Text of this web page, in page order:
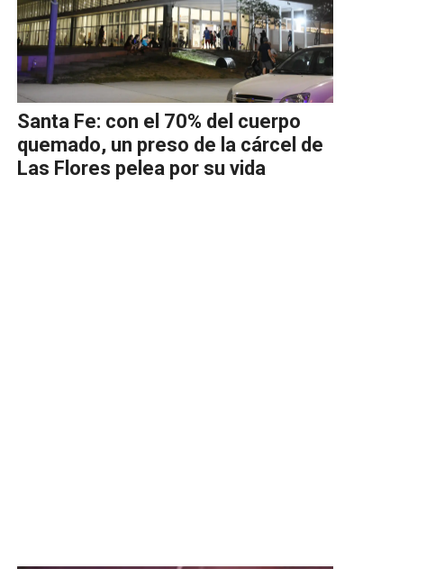
Santa Fe: con el 70% del cuerpo
quemado, un preso de la cárcel de
Las Flores pelea por su vida